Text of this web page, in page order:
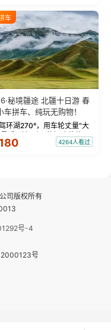
最大村落——禾木村，欣赏
小木...
车
秘境疆途 北疆十日游 春
车拼车、纯玩无购物！
环湖270°，用车轮丈量“大
最后一滴眼泪”的极致蔚蓝，
、花海与深邃湖水在转弯
4264人看过
司版权所有
号-4
号